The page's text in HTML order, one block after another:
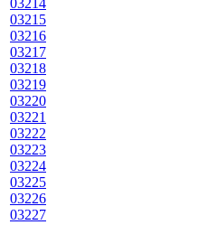
03214
03215
03216
03217
03218
03219
03220
03221
03222
03223
03224
03225
03226
03227